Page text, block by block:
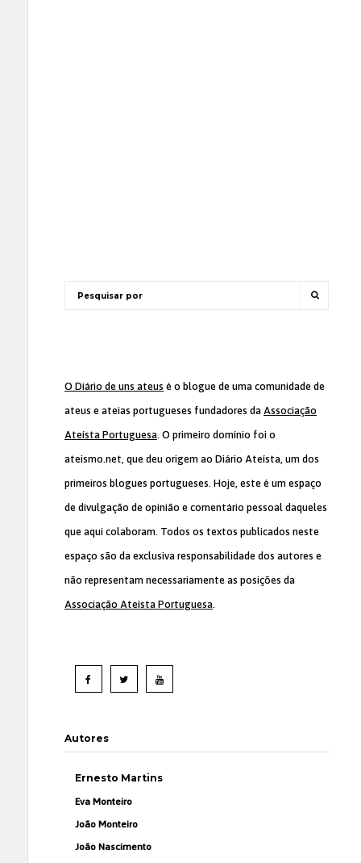
O Diário de uns ateus é o blogue de uma comunidade de
ateus e ateias portugueses fundadores da Associação
Ateísta Portuguesa. O primeiro domínio foi o
ateismo.net, que deu origem ao Diário Ateísta, um dos
primeiros blogues portugueses. Hoje, este é um espaço
de divulgação de opinião e comentário pessoal daqueles
que aqui colaboram. Todos os textos publicados neste
espaço são da exclusiva responsabilidade dos autores e
não representam necessariamente as posições da
Associação Ateísta Portuguesa.
Autores
Ernesto Martins
Eva Monteiro
João Monteiro
João Nascimento